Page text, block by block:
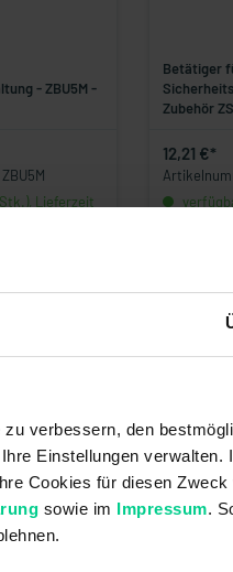
verbessern, den
Einstellungen verwalten.
Cookies für diesen Zweck
sowie im Impressum.
- ZBU5M -
Lieferzeit
Betätiger
Zubehör
12,21 €*